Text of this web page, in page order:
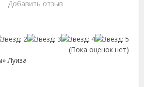
Добавить отзыв
(Пока оценок нет)